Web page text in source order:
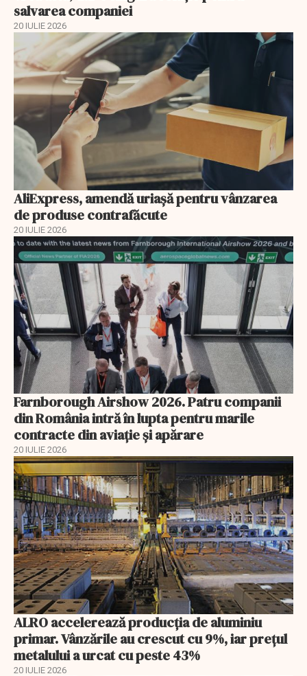
salvarea companiei
20 IULIE 2026
AliExpress, amendă uriaşă pentru vânzarea
de produse contrafăcute
20 IULIE 2026
Farnborough Airshow 2026. Patru companii
din România intră în lupta pentru marile
contracte din aviație și apărare
20 IULIE 2026
ALRO accelerează producția de aluminiu
primar. Vânzările au crescut cu 9%, iar prețul
metalului a urcat cu peste 43%
20 IULIE 2026